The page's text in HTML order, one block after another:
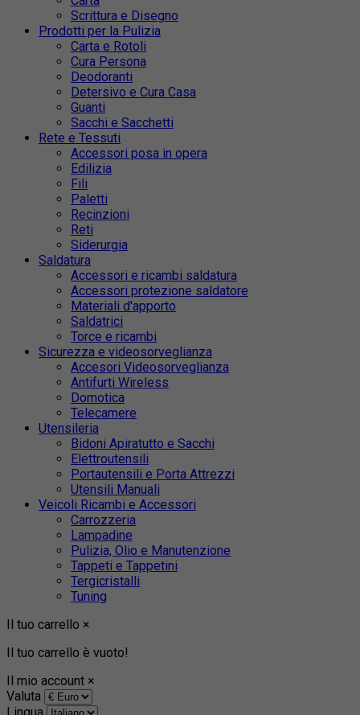
Scrittura e Disegno
Prodotti per la Pulizia
Carta e Rotoli
Cura Persona
Deodoranti
Detersivo e Cura Casa
Guanti
Sacchi e Sacchetti
Rete e Tessuti
Accessori posa in opera
Edilizia
Fili
Paletti
Recinzioni
Reti
Siderurgia
Saldatura
Accessori e ricambi saldatura
Accessori protezione saldatore
Materiali d'apporto
Saldatrici
Torce e ricambi
Sicurezza e videosorveglianza
Accesori Videosorveglianza
Antifurti Wireless
Domotica
Telecamere
Utensileria
Bidoni Apiratutto e Sacchi
Elettroutensili
Portautensili e Porta Attrezzi
Utensili Manuali
Veicoli Ricambi e Accessori
Carrozzeria
Lampadine
Pulizia, Olio e Manutenzione
Tappeti e Tappetini
Tergicristalli
Tuning
Il tuo carrello ×
Il tuo carrello è vuoto!
Il mio account ×
Valuta